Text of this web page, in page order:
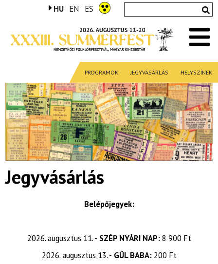
HU EN ES
PROGRAMOK JEGYVÁSÁRLÁS HELYSZÍNEK
Jegyvásárlás
Belépőjegyek:
2026. augusztus 11. - SZÉP NYÁRI NAP:8 900 Ft
2026. augusztus 13. - GÜL BABA:200 Ft